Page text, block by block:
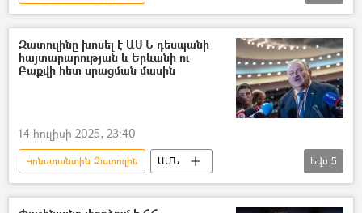
Հովհաննես Այվազովսկի
արձան
կիսանդրի
Ստեփանակերտ
վանդալիզմ
Արցախ
Զատուլինը խոսել է ԱՄՆ դեսպանի
հայտարարության և Երևանի ու
Բաքվի հետ սրացման մասին
14 հուլիսի 2025, 23:40
Կոնստանտին Զատուլին
ԱՄՆ
Թուրքիա
Հայաստան
հայ-ադրբեջանական
Եվս 5